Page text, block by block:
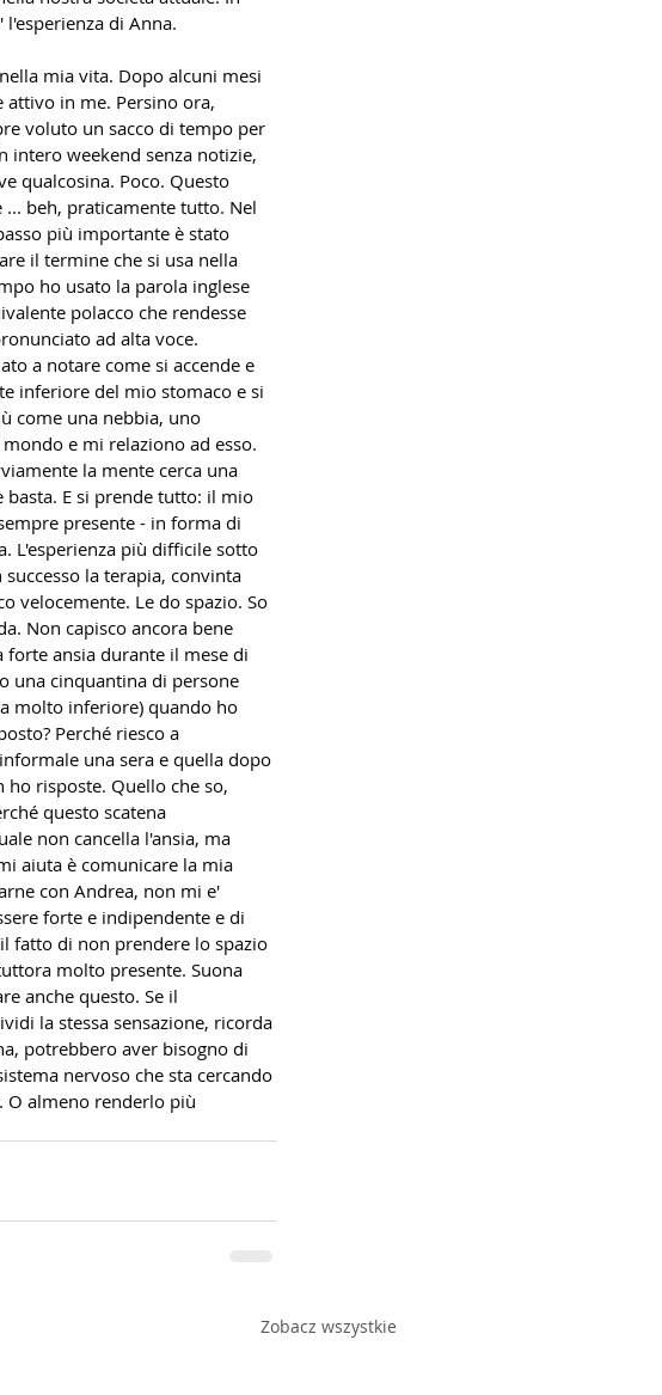
l'esperienza di Anna.
mia vita. Dopo alcuni mesi
attivo in me. Persino ora,
voluto un sacco di tempo per
intero weekend senza notizie,
qualcosina. Poco. Questo
beh, praticamente tutto. Nel
più importante è stato
il termine che si usa nella
ho usato la parola inglese
polacco che rendesse
ad alta voce.
a notare come si accende e
inferiore del mio stomaco e si
come una nebbia, uno
e mi relaziono ad esso.
la mente cerca una
basta. E si prende tutto: il mio
presente - in forma di
L'esperienza più difficile sotto
la terapia, convinta
velocemente. Le do spazio. So
Non capisco ancora bene
forte ansia durante il mese di
una cinquantina di persone
molto inferiore) quando ho
Perché riesco a
una sera e quella dopo
risposte. Quello che so,
questo scatena
non cancella l'ansia, ma
aiuta è comunicare la mia
con Andrea, non mi e'
forte e indipendente e di
fatto di non prendere lo spazio
molto presente. Suona
anche questo. Se il
la stessa sensazione, ricorda
potrebbero aver bisogno di
nervoso che sta cercando
O almeno renderlo più
Zobacz wszystkie